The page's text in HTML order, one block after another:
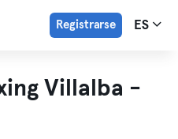
Registrarse ES
Villalba -